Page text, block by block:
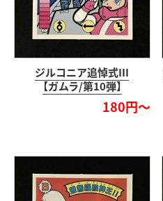
ジルコニア追悼式III
【ガムラ/第10弾】
180円～